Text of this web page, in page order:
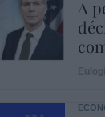
A